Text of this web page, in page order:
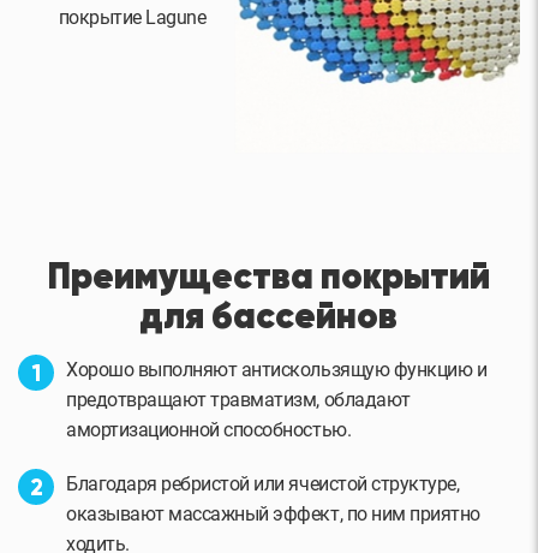
покрытие Lagune
Преимущества покрытий
для бассейнов
Хорошо выполняют антискользящую функцию и
предотвращают травматизм, обладают
амортизационной способностью.
Благодаря ребристой или ячеистой структуре,
оказывают массажный эффект, по ним приятно
ходить.